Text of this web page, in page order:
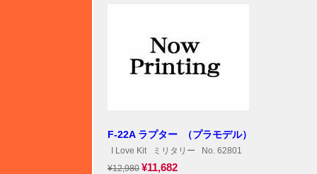
F-22A ラプター （プラモデル）
I Love Kit ミリタリー No. 62801
¥12,980 ¥11,682